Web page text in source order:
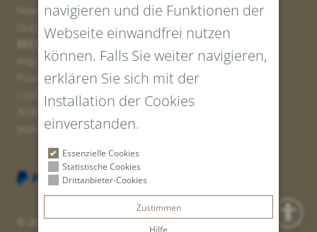
Newsletter Anmelden
Gutschein erstellen
RECHTLICHES UND DATENSCHUTZ
Impressum
Privacy Policy
Cookies
Widerrufsrecht
© 2026 Tiroler Goldschmied GmbH | Vat ID: IT 00766010219
navigieren und die Funktionen der
Webseite einwandfrei nutzen
können. Falls Sie weiter navigieren,
erklären Sie sich mit der
Installation der Cookies
einverstanden.
Essenzielle Cookies
Statistische Cookies
Drittanbieter-Cookies
Zustimmen
Hilfe